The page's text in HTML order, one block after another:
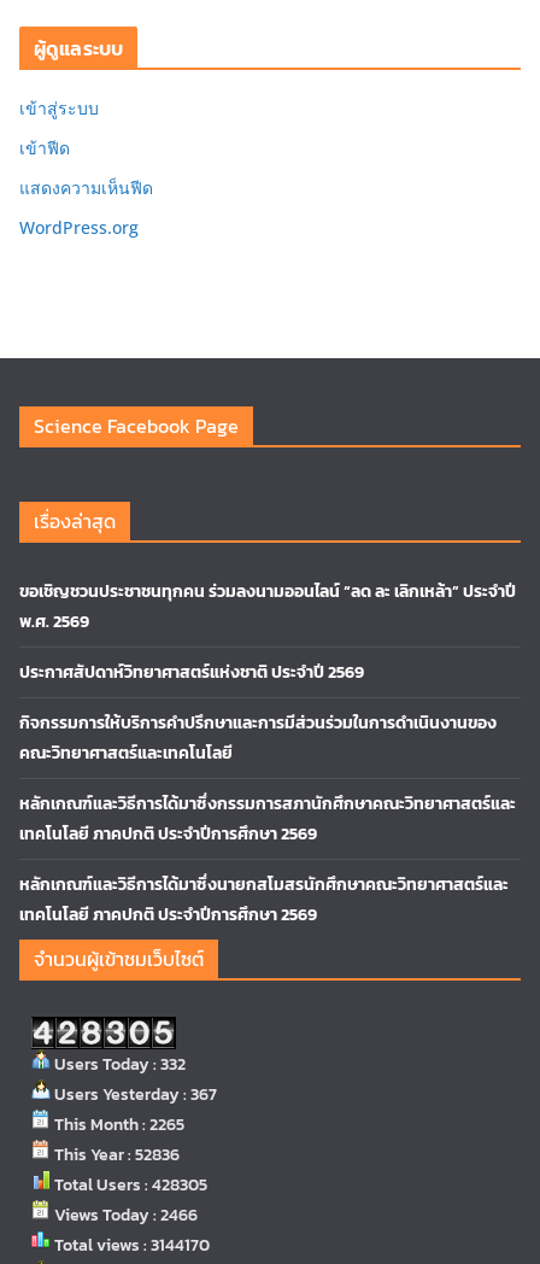
ผู้ดูแลระบบ
เข้าสู่ระบบ
เข้าฟีด
แสดงความเห็นฟีด
WordPress.org
Science Facebook Page
เรื่องล่าสุด
ขอเชิญชวนประชาชนทุกคน ร่วมลงนามออนไลน์ “ลด ละ เลิกเหล้า” ประจำปี
พ.ศ. 2569
ประกาศสัปดาห์วิทยาศาสตร์แห่งชาติ ประจำปี 2569
กิจกรรมการให้บริการคำปรึกษาและการมีส่วนร่วมในการดำเนินงานของ
คณะวิทยาศาสตร์และเทคโนโลยี
หลักเกณฑ์และวิธีการได้มาซึ่งกรรมการสภานักศึกษาคณะวิทยาศาสตร์และ
เทคโนโลยี ภาคปกติ ประจำปีการศึกษา 2569
หลักเกณฑ์และวิธีการได้มาซึ่งนายกสโมสรนักศึกษาคณะวิทยาศาสตร์และ
เทคโนโลยี ภาคปกติ ประจำปีการศึกษา 2569
จำนวนผู้เข้าชมเว็บไซต์
Users Today : 332
Users Yesterday : 367
This Month : 2265
This Year : 52836
Total Users : 428305
Views Today : 2466
Total views : 3144170